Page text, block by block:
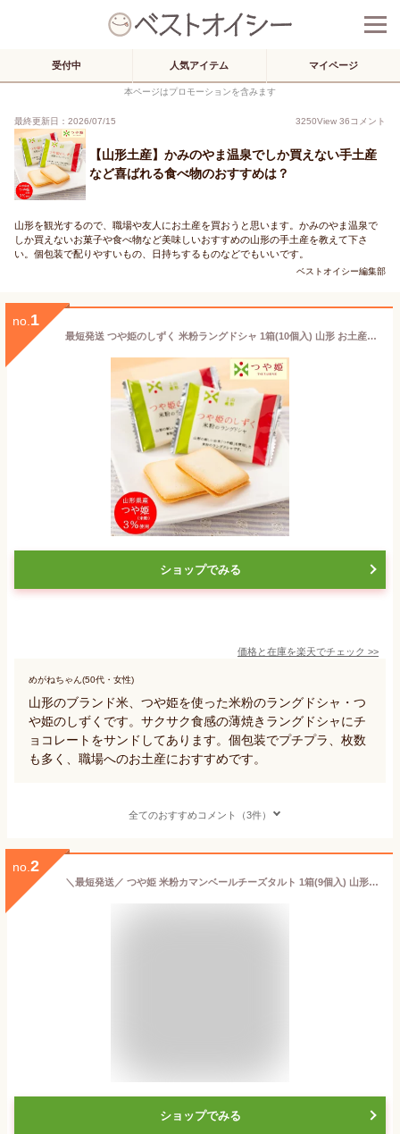
受付中 人気アイテム マイページ
本ページはプロモーションを含みます
最終更新日：2026/07/15 3250View 36コメント
【山形土産】かみのやま温泉でしか買えない手土産
など喜ばれる食べ物のおすすめは？
山形を観光するので、職場や友人にお土産を買おうと思います。かみのやま温泉で
しか買えないお菓子や食べ物など美味しいおすすめの山形の手土産を教えて下さ
い。個包装で配りやすいもの、日持ちするものなどでもいいです。
ベストオイシー編集部
no. 1
最短発送 つや姫のしずく 米粉ラングドシャ 1箱(10個入) 山形 お土産 お菓子 個包装 お取り寄せ 焼菓子 チョコサンドお中元 夏ギフト 帰省土産 手土産 【A01】
ショップでみる
価格と在庫を楽天でチェック >>
めがねちゃん(50代・女性)
山形のブランド米、つや姫を使った米粉のラングドシャ・つ
や姫のしずくです。サクサク食感の薄焼きラングドシャにチ
ョコレートをサンドしてあります。個包装でプチプラ、枚数
も多く、職場へのお土産におすすめです。
全てのおすすめコメント（3件）
no. 2
＼最短発送／ つや姫 米粉カマンベールチーズタルト 1箱(9個入) 山形 お土産 お菓子 個包装 父の日 夏ギフト お中元 お取り寄せ 手土産 焼菓子 米粉タルト チーズ【A01】
ショップでみる